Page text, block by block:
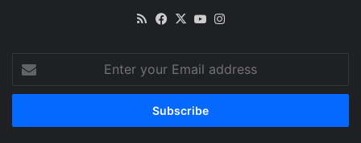
RSS Facebook
X YouTube
your
Email